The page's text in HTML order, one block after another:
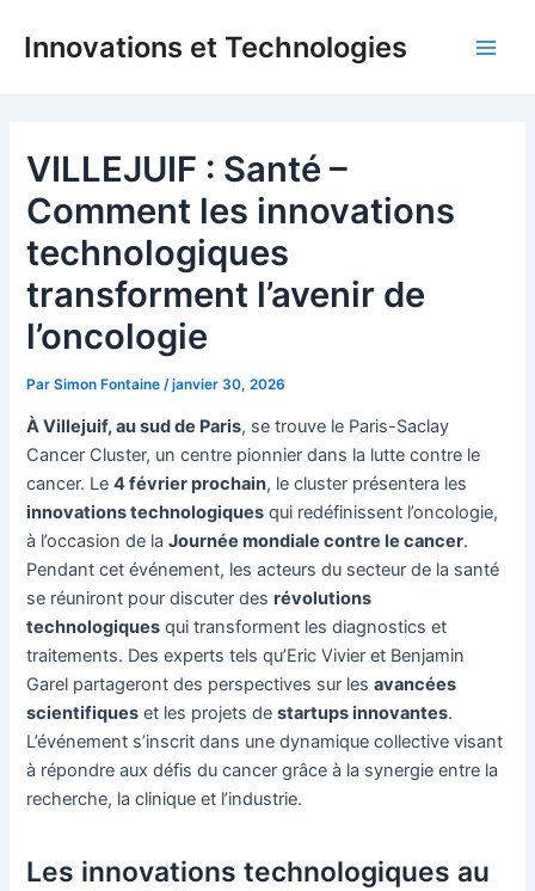
Innovations et Technologies
VILLEJUIF : Santé –
Comment les innovations
technologiques
transforment l’avenir de
l’oncologie
ParSimon Fontaine /janvier 30, 2026
À Villejuif, au sud de Paris, se trouve le Paris-Saclay
Cancer Cluster, un centre pionnier dans la lutte contre le
cancer. Le4 février prochain, le cluster présentera les
innovations technologiques qui redéfinissent l’oncologie,
à l’occasion de laJournée mondiale contre le cancer.
Pendant cet événement, les acteurs du secteur de la santé
se réuniront pour discuter desrévolutions
technologiques qui transforment les diagnostics et
traitements. Des experts tels qu’Eric Vivier et Benjamin
Garel partageront des perspectives sur lesavancées
scientifiques et les projets destartups innovantes.
L’événement s’inscrit dans une dynamique collective visant
à répondre aux défis du cancer grâce à la synergie entre la
recherche, la clinique et l’industrie.
Les innovations technologiques au